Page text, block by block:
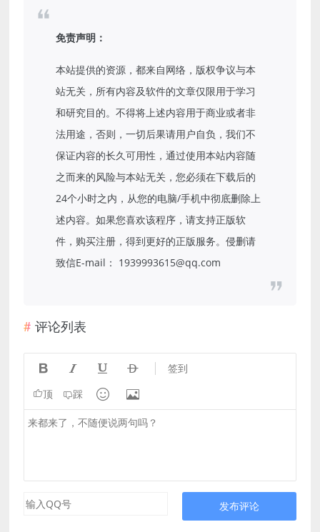
免责声明：
本站提供的资源，都来自网络，版权争议与本
站无关，所有内容及软件的文章仅限用于学习
和研究目的。不得将上述内容用于商业或者非
法用途，否则，一切后果请用户自负，我们不
保证内容的长久可用性，通过使用本站内容随
之而来的风险与本站无关，您必须在下载后的
24个小时之内，从您的电脑/手机中彻底删除上
述内容。如果您喜欢该程序，请支持正版软
件，购买注册，得到更好的正版服务。侵删请
致信E-mail： 1939993615@qq.com
评论列表
    签到
顶 踩  
发布评论